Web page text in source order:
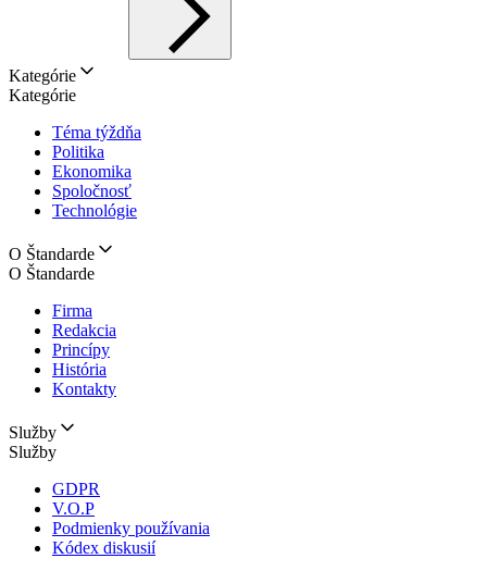
Kategórie
Kategórie
Téma týždňa
Politika
Ekonomika
Spoločnosť
Technológie
O Štandarde
O Štandarde
Firma
Redakcia
Princípy
História
Kontakty
Služby
Služby
GDPR
V.O.P
Podmienky používania
Kódex diskusií